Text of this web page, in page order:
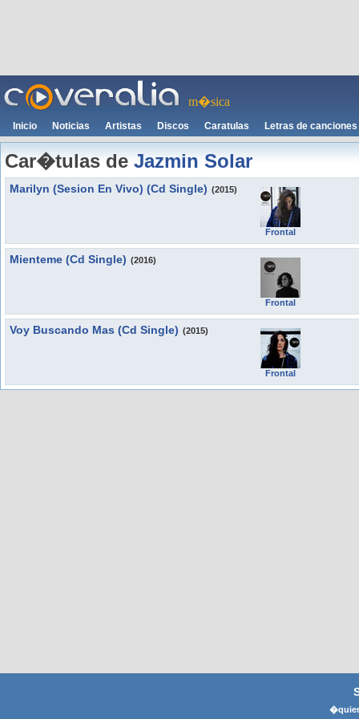
m�sica
Inicio Noticias Artistas Discos Caratulas Letras de canciones
Car�tulas de Jazmin Solar
Marilyn (Sesion En Vivo) (Cd Single) (2015)
Frontal
Mienteme (Cd Single) (2016)
Frontal
Voy Buscando Mas (Cd Single) (2015)
Frontal